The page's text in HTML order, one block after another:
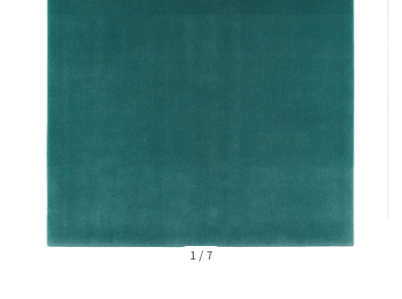
1 / 7